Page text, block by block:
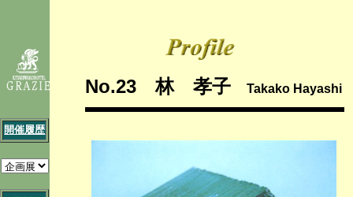
開催履歴
No.23 林 孝子 Takako Hayashi